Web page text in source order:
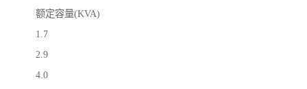
额定容量(KVA)
1.7
2.9
4.0